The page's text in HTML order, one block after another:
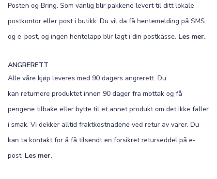
Posten og Bring. Som vanlig blir pakkene levert til ditt lokale
postkontor eller post i butikk. Du vil da få hentemelding på SMS
og e-post, og ingen hentelapp blir lagt i din postkasse. Les mer.
ANGRERETT
Alle våre kjøp leveres med 90 dagers angrerett. Du
kan returnere produktet innen 90 dager fra mottak og få
pengene tilbake eller bytte til et annet produkt om det ikke faller
i smak. Vi dekker alltid fraktkostnadene ved retur av varer. Du
kan ta kontakt for å få tilsendt en forsikret returseddel på e-
post. Les mer.